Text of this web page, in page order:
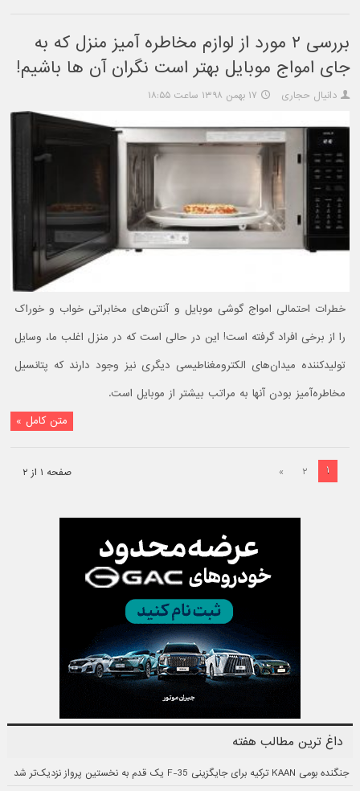
بررسی ۲ مورد از لوازم مخاطره آمیز منزل که به
جای امواج موبایل بهتر است نگران آن ها باشیم!
دانیال حجاری ۱۷ بهمن ۱۳۹۸ ساعت ۱۸:۵۵
خطرات احتمالی امواج گوشی موبایل و آنتن‌های مخابراتی خواب و خوراک
را از برخی افراد گرفته است! این در حالی است که در منزل اغلب ما، وسایل
تولیدکننده میدان‌های الکترومغناطیسی دیگری نیز وجود دارند که پتانسیل
مخاطره‌آمیز بودن آنها به مراتب بیشتر از موبایل است.
متن کامل »
صفحه ۱ از ۲ ۱ ۲ »
داغ ترین مطالب هفته
جنگنده بومی KAAN ترکیه برای جایگزینی F-35 یک قدم به نخستین پرواز نزدیک‌تر شد